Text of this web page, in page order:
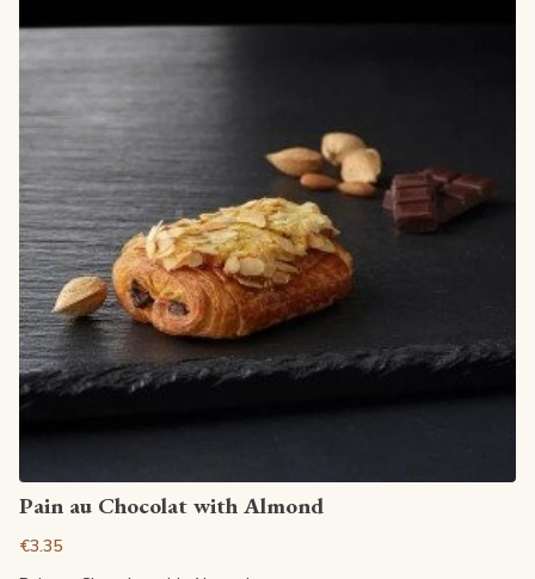
View article
Pain au Chocolat with Almond
€3.35